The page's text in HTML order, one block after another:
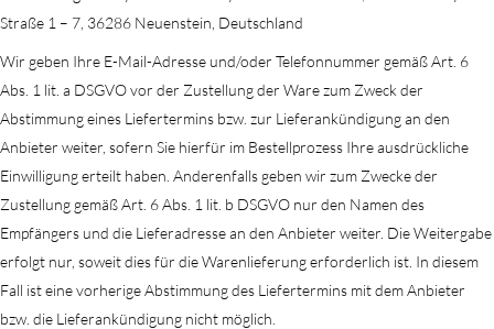
Straße 1 – 7, 36286 Neuenstein, Deutschland
Wir geben Ihre E-Mail-Adresse und/oder Telefonnummer gemäß Art. 6
Abs. 1 lit. a DSGVO vor der Zustellung der Ware zum Zweck der
Abstimmung eines Liefertermins bzw. zur Lieferankündigung an den
Anbieter weiter, sofern Sie hierfür im Bestellprozess Ihre ausdrückliche
Einwilligung erteilt haben. Anderenfalls geben wir zum Zwecke der
Zustellung gemäß Art. 6 Abs. 1 lit. b DSGVO nur den Namen des
Empfängers und die Lieferadresse an den Anbieter weiter. Die Weitergabe
erfolgt nur, soweit dies für die Warenlieferung erforderlich ist. In diesem
Fall ist eine vorherige Abstimmung des Liefertermins mit dem Anbieter
bzw. die Lieferankündigung nicht möglich.